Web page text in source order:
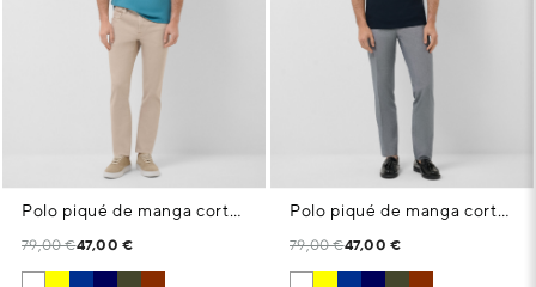
Polo piqué de manga corta azul verdoso
79,00 €47,00 €
Polo piqué de manga corta marino
79,00 €47,00 €